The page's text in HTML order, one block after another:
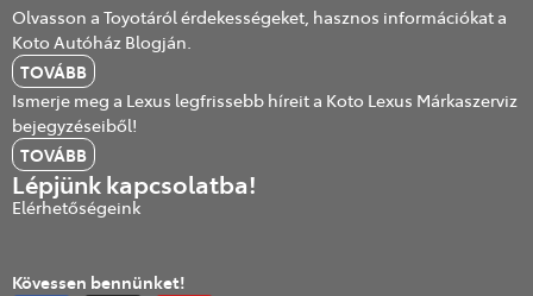
Olvasson a Toyotáról érdekességeket, hasznos információkat a
Koto Autóház Blogján.
TOVÁBB
Ismerje meg a Lexus legfrissebb híreit a Koto Lexus Márkaszerviz
bejegyzéseiből!
TOVÁBB
Lépjünk kapcsolatba!
Elérhetőségeink
Kövessen bennünket!